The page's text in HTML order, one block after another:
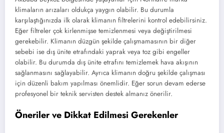
klimaların arızaları oldukça yaygın olabilir. Bu durumla
karşılaştığınızda ilk olarak klimanın filtrelerini kontrol edebilirsiniz.
Eğer filtreler çok kirlenmişse temizlenmesi veya değiştirilmesi
gerekebilir. Klimanın düzgün şekilde çalışmamasının bir diğer
sebebi ise dış ünite etrafındaki yaprak veya toz gibi engeller
olabilir. Bu durumda dış ünite etrafını temizlemek hava akışının
sağlanmasını sağlayabilir. Ayrıca klimanın doğru şekilde çalışması
için düzenli bakım yapılması önemlidir. Eğer sorun devam ederse
profesyonel bir teknik servisten destek almanız önerilir.
Öneriler ve Dikkat Edilmesi Gerekenler